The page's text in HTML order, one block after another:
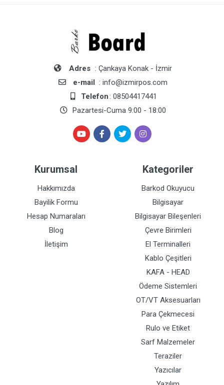
Adres : Çankaya Konak - İzmir
e-mail : info@izmirpos.com
Telefon: 08504417441
Pazartesi-Cuma 9:00 - 18:00
Kurumsal
Hakkımızda
Bayilik Formu
Hesap Numaraları
Blog
İletişim
Kategoriler
Barkod Okuyucu
Bilgisayar
Bilgisayar Bileşenleri
Çevre Birimleri
El Terminalleri
Kablo Çeşitleri
KAFA - HEAD
Ödeme Sistemleri
OT/VT Aksesuarları
Para Çekmecesi
Rulo ve Etiket
Sarf Malzemeler
Teraziler
Yazıcılar